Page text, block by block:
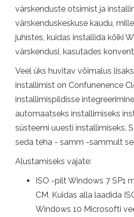
värskenduste otsimist ja
värskenduskeskuse kaudu,
juhistes, kuidas installida kõiki
värskendusi, kasutades
Veel üks huvitav võimalus
installimist on Confunenence
installimispildisse
automaatseks installimiseks
süsteemi uuesti installimiseks.
seda teha - samm -sammult
Alustamiseks vajate:
ISO -pilt Windows 7 SP1
CM. Kuidas alla laadida
Windows 10 Microsofti